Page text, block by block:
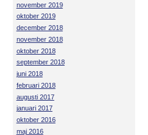
november 2019
oktober 2019
december 2018
november 2018
oktober 2018
september 2018
juni 2018
februari 2018
augusti 2017
januari 2017
oktober 2016
maj 2016